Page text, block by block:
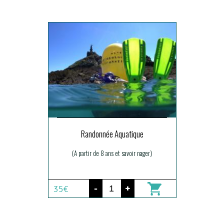
Randonnée Aquatique
(A partir de 8 ans et savoir nager)
35€ - +